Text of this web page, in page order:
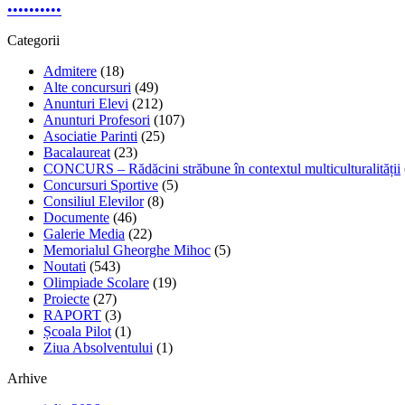
••••••••••
Categorii
Admitere (18)
Alte concursuri (49)
Anunturi Elevi (212)
Anunturi Profesori (107)
Asociatie Parinti (25)
Bacalaureat (23)
CONCURS – Rădăcini străbune în contextul multiculturalității
Concursuri Sportive (5)
Consiliul Elevilor(8)
Documente (46)
Galerie Media (22)
Memorialul Gheorghe Mihoc (5)
Noutati (543)
Olimpiade Scolare (19)
Proiecte (27)
RAPORT (3)
Școala Pilot (1)
Ziua Absolventului (1)
Arhive